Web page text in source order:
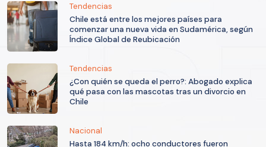
Tendencias
Chile está entre los mejores países para
comenzar una nueva vida en Sudamérica, según
Índice Global de Reubicación
Tendencias
¿Con quién se queda el perro?: Abogado explica
qué pasa con las mascotas tras un divorcio en
Chile
Nacional
Hasta 184 km/h: ocho conductores fueron